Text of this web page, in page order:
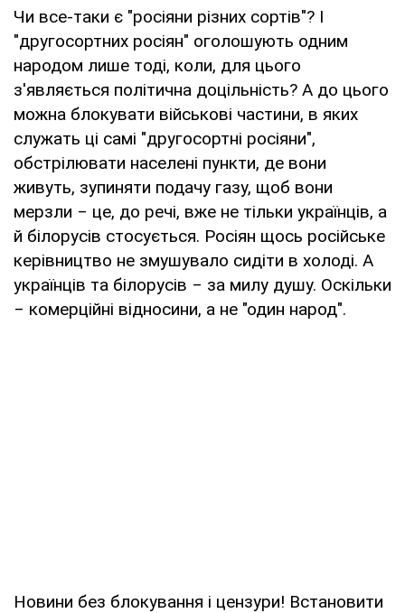
Чи все-таки є "росіяни різних сортів"? І
"другосортних росіян" оголошують одним
народом лише тоді, коли, для цього
з'являється політична доцільність? А до цього
можна блокувати військові частини, в яких
служать ці самі "другосортні росіяни",
обстрілювати населені пункти, де вони
живуть, зупиняти подачу газу, щоб вони
мерзли ‒ це, до речі, вже не тільки українців, а
й білорусів стосується. Росіян щось російське
керівництво не змушувало сидіти в холоді. А
українців та білорусів ‒ за милу душу. Оскільки
‒ комерційні відносини, а не "один народ".
Новини без блокування і цензури! Встановити